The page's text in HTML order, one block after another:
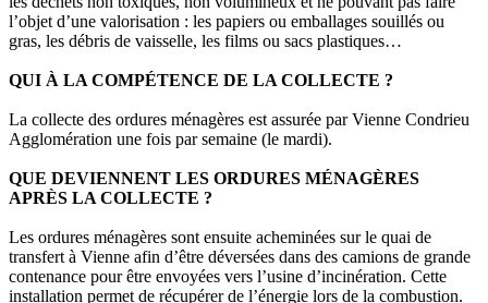
l’objet d’une valorisation : les papiers ou emballages souillés ou
gras, les débris de vaisselle, les films ou sacs plastiques…
QUI À LA COMPÉTENCE DE LA COLLECTE ?
La collecte des ordures ménagères est assurée par Vienne Condrieu
Agglomération une fois par semaine (le mardi).
QUE DEVIENNENT LES ORDURES MÉNAGÈRES
APRÈS LA COLLECTE ?
Les ordures ménagères sont ensuite acheminées sur le quai de
transfert à Vienne afin d’être déversées dans des camions de grande
contenance pour être envoyées vers l’usine d’incinération. Cette
installation permet de récupérer de l’énergie lors de la combustion.